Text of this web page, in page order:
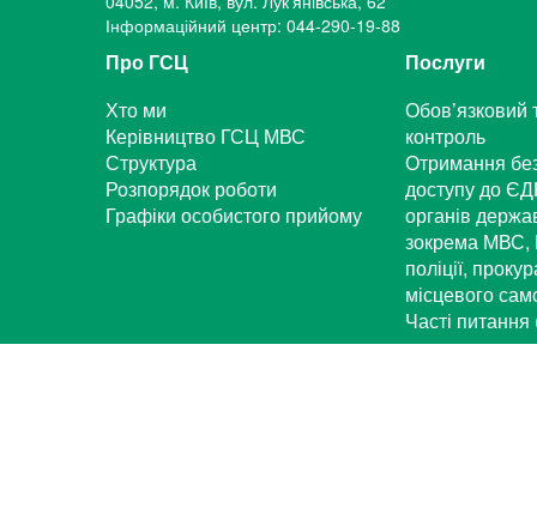
Інформаційний центр: 044-290-19-88
Про ГСЦ
Хто ми
Керівництво ГСЦ МВС
Структура
Розпорядок роботи
Графіки особистого прийому
Послуги
Обов’язковий
контроль
Отримання
доступу до
органів
зокрема МВС,
поліції,
місцевого
Часті питання